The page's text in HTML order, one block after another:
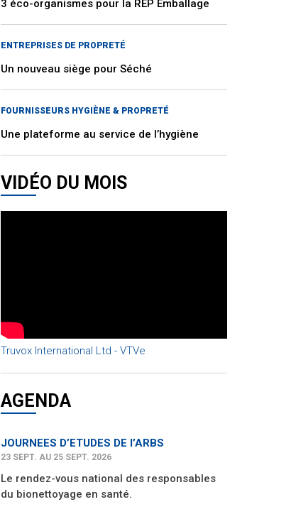
3 éco-organismes pour la REP Emballage
ENTREPRISES DE PROPRETÉ
Un nouveau siège pour Séché
FOURNISSEURS HYGIÈNE & PROPRETÉ
Une plateforme au service de l’hygiène
VIDÉO DU MOIS
Truvox International Ltd - VTVe
AGENDA
JOURNEES D’ETUDES DE l’ARBS
23 SEPT. AU 25 SEPT. 2026
Le rendez-vous national des responsables
du bionettoyage en santé.